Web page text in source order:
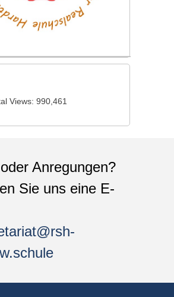
Views: 990,461
Anregungen?
Sie uns eine E-